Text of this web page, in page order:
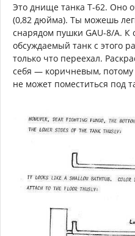
Это днище танка Т-62. Оно
(0,82 дюйма). Ты можешь
снарядом пушки GAU-8/A.
обсуждаемый танк с этого
только что переехал.
себя — коричневым,
не может поместиться под